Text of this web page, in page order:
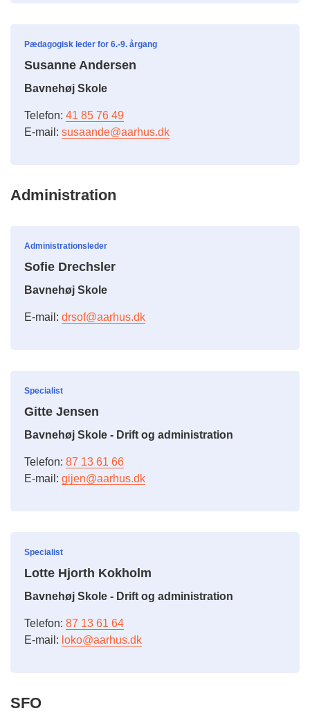
Pædagogisk leder for 6.-9. årgang
Susanne Andersen
Bavnehøj Skole
Telefon: 41 85 76 49
E-mail: susaande@aarhus.dk
Administration
Administrationsleder
Sofie Drechsler
Bavnehøj Skole
E-mail: drsof@aarhus.dk
Specialist
Gitte Jensen
Bavnehøj Skole - Drift og administration
Telefon: 87 13 61 66
E-mail: gijen@aarhus.dk
Specialist
Lotte Hjorth Kokholm
Bavnehøj Skole - Drift og administration
Telefon: 87 13 61 64
E-mail: loko@aarhus.dk
SFO